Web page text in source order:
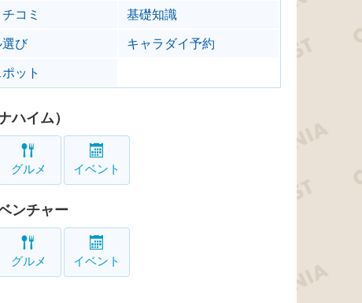
コミ
基礎知識
び
キャラダイ予約
ット
ハイム）
グルメ イベント
ンチャー
グルメ イベント